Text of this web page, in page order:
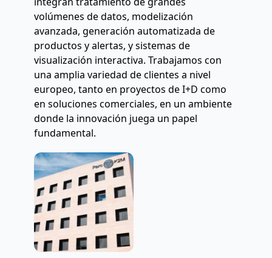
volúmenes de datos, modelización
avanzada, generación automatizada de
productos y alertas, y sistemas de
visualización interactiva. Trabajamos con
una amplia variedad de clientes a nivel
europeo, tanto en proyectos de I+D como
en soluciones comerciales, en un ambiente
donde la innovación juega un papel
fundamental.